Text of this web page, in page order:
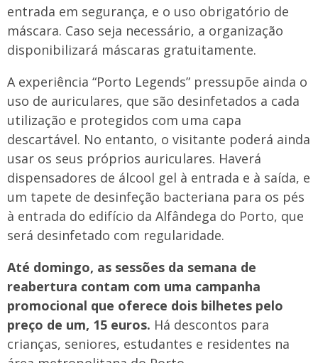
entrada em segurança, e o uso obrigatório de
máscara. Caso seja necessário, a organização
disponibilizará máscaras gratuitamente.
A experiência “Porto Legends” pressupõe ainda o
uso de auriculares, que são desinfetados a cada
utilização e protegidos com uma capa
descartável. No entanto, o visitante poderá ainda
usar os seus próprios auriculares. Haverá
dispensadores de álcool gel à entrada e à saída, e
um tapete de desinfeção bacteriana para os pés
à entrada do edifício da Alfândega do Porto, que
será desinfetado com regularidade.
Até domingo, as sessões da semana de
reabertura contam com uma campanha
promocional que oferece dois bilhetes pelo
preço de um, 15 euros. Há descontos para
crianças, seniores, estudantes e residentes na